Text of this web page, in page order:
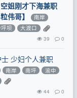
姐刚才下海兼职
伟哥】
南岸
坝 大渡口
39 0
少妇个人兼职
南岸 南坪
渝中
44 0